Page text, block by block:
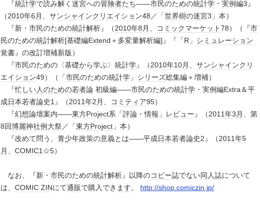
『統計学で読み解く 迷宮への冒険者たち――市民のための統計学 ・実例編3』
（2010年6月 、 サンシャインクリエイション48／「世界樹の迷宮3」本）
『新・ 市民のための統計解析』（2010年8月 、 コミックマーケット78）（『市
民のための統計解析[基礎編Extend ＋多変量解析編]』『「R」 シミュレーション
覚書』の改訂増補新版）
『市民のための〈基礎から学ぶ〉 統計学』（2010年10月 、 サンシャインクリ
エイション49）（「市民のための統計学 」 シリーズ総集編＋増補）
『忙しい人のための若者論 初級編――市民のための統計学 ・実例編Extra＆平
成日本若者論史1』（2011年2月 、 コミティア95）
『幻想論壇案内――東方Project系「評論 ・情報 」 レビュー』（2011年3月 、第
8回博麗神社例大祭／「東方Project 」本）
『改めて問う、 青少年政策の意義とは――平成日本若者論史2』（2011年5
月 、 COMIC1☆5）
なお、『新・ 市民のための統計解析』以降のコピー誌でない同人誌について
は、 COMIC ZINにて通販で購入でき ます。 http://shop.comiczin.jp/